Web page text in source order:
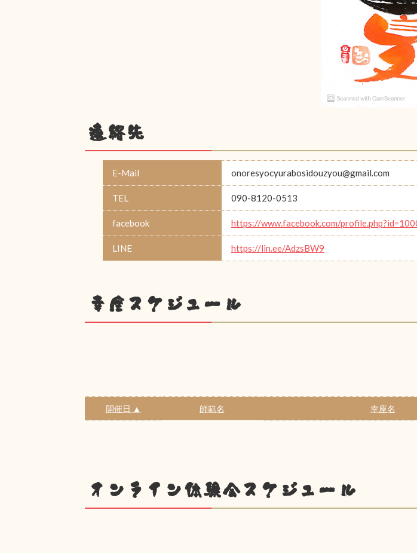
連絡先
E-Mail onoresyocyurabosidouzyou@gmail.com
TEL 090-8120-0513
facebook https://www.facebook.com/
LINE https://lin.ee/AdzsBW9
幸座スケジュール
開催日 ▲ 師範名 幸座名
オンライン体験会スケジュール